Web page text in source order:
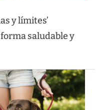
y límites’
saludable y